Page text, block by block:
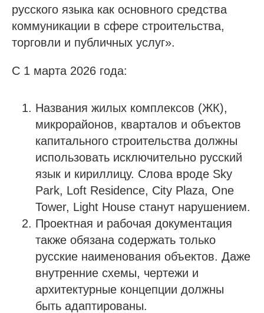
русского языка как основного средства
коммуникации в сфере строительства,
торговли и публичных услуг».
С 1 марта 2026 года:
Названия жилых комплексов (ЖК),
микрорайонов, кварталов и объектов
капитального строительства должны
использовать исключительно русский
язык и кириллицу. Слова вроде Sky
Park, Loft Residence, City Plaza, One
Tower, Light House станут нарушением.
Проектная и рабочая документация
также обязана содержать только
русские наименования объектов. Даже
внутренние схемы, чертежи и
архитектурные концепции должны
быть адаптированы.